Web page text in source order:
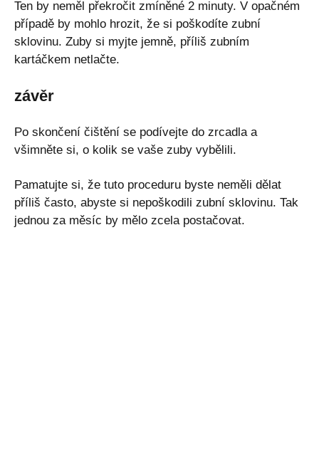
Ten by neměl překročit zmíněné 2 minuty. V opačném
případě by mohlo hrozit, že si poškodíte zubní
sklovinu. Zuby si myjte jemně, příliš zubním
kartáčkem netlačte.
závěr
Po skončení čištění se podívejte do zrcadla a
všimněte si, o kolik se vaše zuby vybělili.
Pamatujte si, že tuto proceduru byste neměli dělat
příliš často, abyste si nepoškodili zubní sklovinu. Tak
jednou za měsíc by mělo zcela postačovat.